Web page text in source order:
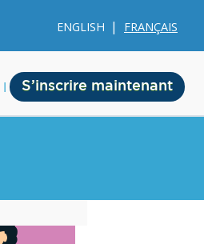
ENGLISH FRANÇAIS
S’inscrire maintenant
Membership